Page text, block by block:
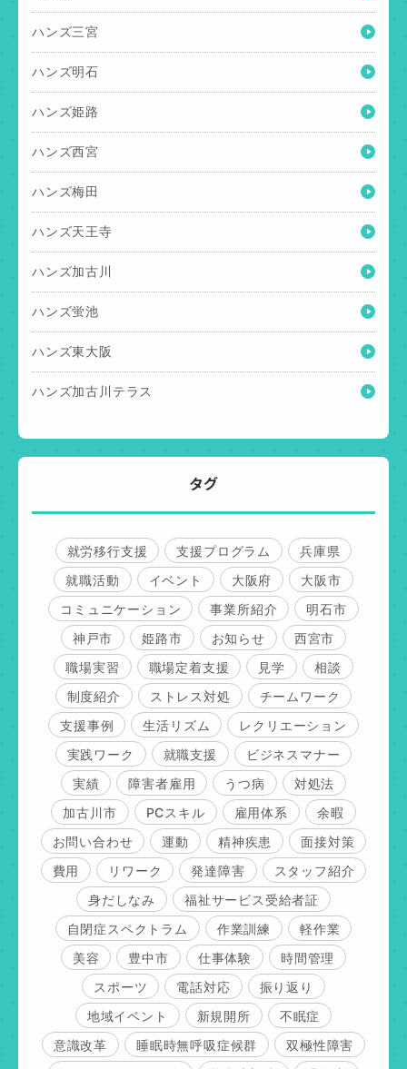
ハンズ三宮
ハンズ明石
ハンズ姫路
ハンズ西宮
ハンズ梅田
ハンズ天王寺
ハンズ加古川
ハンズ蛍池
ハンズ東大阪
ハンズ加古川テラス
タグ
就労移行支援 支援プログラム
兵庫県
就職活動
イベント 大阪府
大阪市
コミュニケーション
事業所紹介
明石市
神戸市
姫路市 お知らせ
西宮市
職場実習
職場定着支援 見学
相談
制度紹介
ストレス対処
チームワーク
支援事例
生活リズム
レクリエーション
実践ワーク
就職支援
ビジネスマナー
実績
障害者雇用 うつ病
対処法
加古川市
PCスキル 雇用体系
余暇
お問い合わせ
運動 精神疾患
面接対策
費用
リワーク 発達障害
スタッフ紹介
身だしなみ
福祉サービス受給者証
自閉症スペクトラム
作業訓練
軽作業
美容
豊中市 仕事体験
時間管理
スポーツ
電話対応
振り返り
地域イベント
新規開所
不眠症
意識改革
睡眠時無呼吸症候群
双極性障害